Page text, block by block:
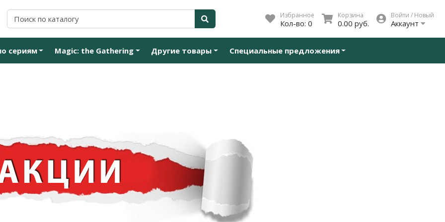
Избранное
Кол-во: 0
Корзина
0.00 руб.
Войти / Новый
Аккаунт
сериям Magic: the Gathering Другие товары Специальные предложения